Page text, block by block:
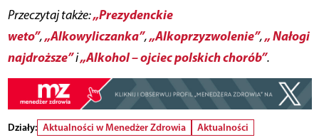
Przeczytaj także:„Prezydenckie
weto”,„Alkowyliczanka”,„Alkoprzyzwolenie”,„ Nałogi
najdroższe”i„Alkohol – ojciec polskich chorób”.
Działy: Aktualności w Menedżer Zdrowia
Aktualności